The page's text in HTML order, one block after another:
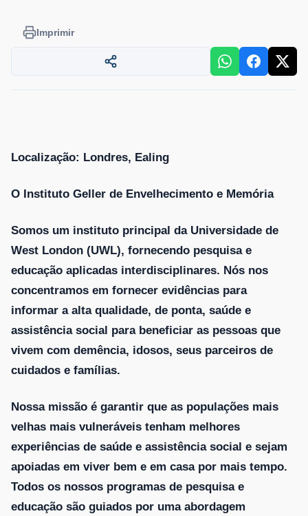
Imprimir
Localização: Londres, Ealing
O Instituto Geller de Envelhecimento e Memória
Somos um instituto principal da Universidade de
West London (UWL), fornecendo pesquisa e
educação aplicadas interdisciplinares. Nós nos
concentramos em fornecer evidências para
informar a alta qualidade, de ponta, saúde e
assistência social para beneficiar as pessoas que
vivem com demência, idosos, seus parceiros de
cuidados e famílias.
Nossa missão é garantir que as populações mais
velhas mais vulneráveis ​​tenham melhores
experiências de saúde e assistência social e sejam
apoiadas em viver bem e em casa por mais tempo.
Todos os nossos programas de pesquisa e
educação são guiados por uma abordagem